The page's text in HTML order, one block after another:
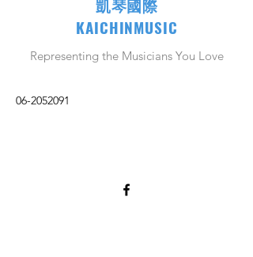
凱琴國際
KAICHINMUSIC
Representing the Musicians You Love
06-2052091